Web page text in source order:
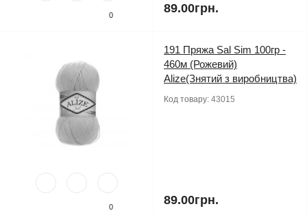
0 89.00грн.
0
191 Пряжа Sal Sim 100гр -
460м (Рожевий)
Alize(Знятий з виробництва)
Код товару: 43015
89.00грн.